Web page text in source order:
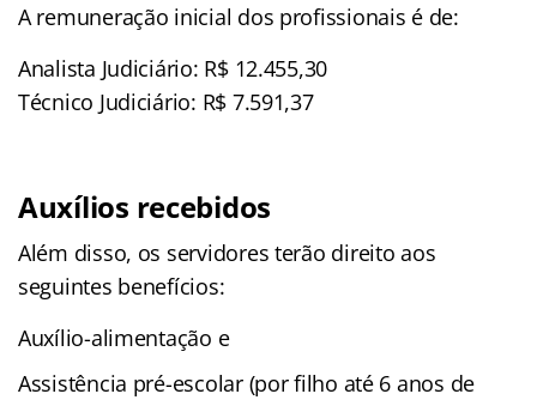
A remuneração inicial dos profissionais é de:
Analista Judiciário: R$ 12.455,30
Técnico Judiciário: R$ 7.591,37
Auxílios recebidos
Além disso, os servidores terão direito aos
seguintes benefícios:
Auxílio-alimentação e
Assistência pré-escolar (por filho até 6 anos de